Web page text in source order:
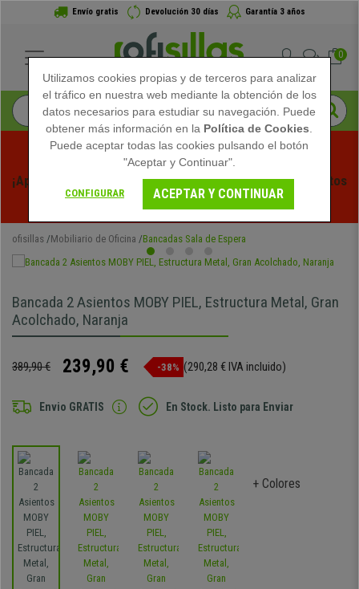
Envío gratis Devolución 30 días Garantía 3 años
0
¡Aprovecha las Rebajas de Verano en Ofisillas! Descuentos
Exclusivos por Tiempo Limitado - Ver Promo
ofisillas Mobiliario de Oficina Bancadas Sala de Espera
Bancada 2 Asientos MOBY PIEL, Estructura Metal, Gran
Acolchado, Naranja
389,90 € 239,90 € -38% (290,28 € IVA incluido)
Envio GRATIS En Stock. Listo para Enviar
+ Colores
Utilizamos cookies propias y de terceros para analizar
el tráfico en nuestra web mediante la obtención de los
datos necesarios para estudiar su navegación. Puede
obtener más información en la Política de Cookies
Puede aceptar todas las cookies pulsando el botón
"Aceptar y Continuar".
CONFIGURAR ACEPTAR Y CONTINUAR